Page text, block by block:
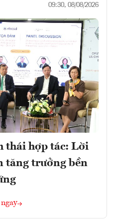
09:30, 08/08/2026
thái hợp tác: Lời
tăng trưởng bền